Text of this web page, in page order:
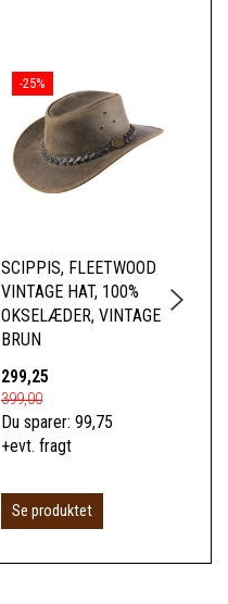
-25%
SCIPPIS, FLEETWOOD
VINTAGE HAT, 100%
OKSELÆDER, VINTAGE
BRUN
299,25
399,00
Du sparer: 99,75
+evt. fragt
Se produktet